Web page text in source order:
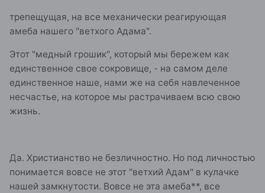
трепещущая, на все механически реагирующая
амеба нашего "ветхого Адама".
Этот "медный грошик", который мы бережем как
единственное свое сокровище, - на самом деле
единственное наше, нами же на себя навлеченное
несчастье, на которое мы растрачиваем всю свою
жизнь.
Да. Христианство не безличностно. Но под личностью
понимается вовсе не этот "ветхий Адам" в кулачке
нашей замкнутости. Вовсе не эта амеба**, все